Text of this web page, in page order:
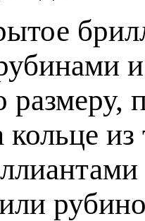
размеру,